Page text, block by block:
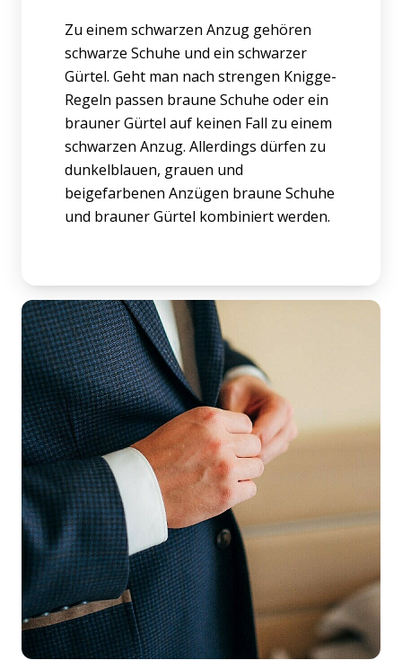
Zu einem schwarzen Anzug gehören
schwarze Schuhe und ein schwarzer
Gürtel. Geht man nach strengen Knigge-
Regeln passen braune Schuhe oder ein
brauner Gürtel auf keinen Fall zu einem
schwarzen Anzug. Allerdings dürfen zu
dunkelblauen, grauen und
beigefarbenen Anzügen braune Schuhe
und brauner Gürtel kombiniert werden.